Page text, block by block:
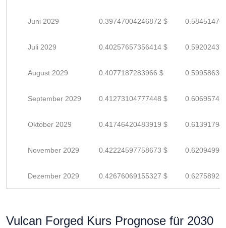
Juni 2029 0.39747004246872 $
Juli 2029 0.40257657356414 $
August 2029 0.4077187283966 $
September 2029 0.41273104777448 $
Oktober 2029 0.41746420483919 $
November 2029 0.42224597758673 $
Dezember 2029 0.42676069155327 $
Vulcan Forged Kurs Prognose für 2030